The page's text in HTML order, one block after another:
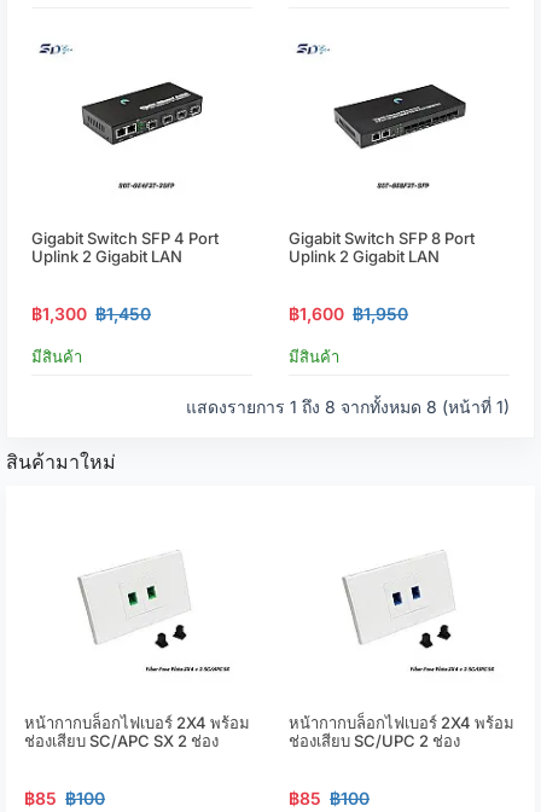
Gigabit Switch SFP 4 Port
Uplink 2 Gigabit LAN
฿1,300 ฿1,450
มีสินค้า
Gigabit Switch SFP 8 Port
Uplink 2 Gigabit LAN
฿1,600 ฿1,950
มีสินค้า
แสดงรายการ 1 ถึง 8 จากทั้งหมด 8 (หน้าที่ 1)
สินค้ามาใหม่
หน้ากากบล็อกไฟเบอร์ 2X4 พร้อม
ช่องเสียบ SC/APC SX 2 ช่อง
฿85 ฿100
หน้ากากบล็อกไฟเบอร์ 2X4 พร้อม
ช่องเสียบ SC/UPC 2 ช่อง
฿85 ฿100